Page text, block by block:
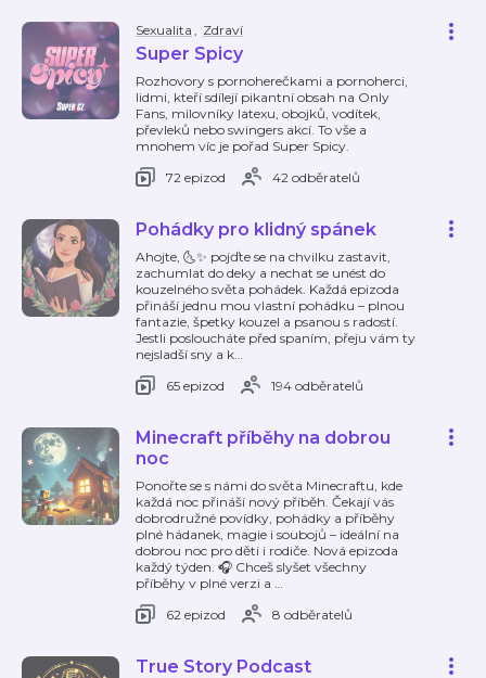
Sexualita , Zdraví
Super Spicy
Rozhovory s pornoherečkami a pornoherci,
lidmi, kteří sdílejí pikantní obsah na Only
Fans, milovníky latexu, obojků, vodítek,
převleků nebo swingers akcí. To vše a
mnohem víc je pořad Super Spicy.
72 epizod
42 odběratelů
Pohádky pro klidný spánek
Ahojte, 🌜✨ pojďte se na chvilku zastavit,
zachumlat do deky a nechat se unést do
kouzelného světa pohádek. Každá epizoda
přináší jednu mou vlastní pohádku – plnou
fantazie, špetky kouzel a psanou s radostí.
Jestli posloucháte před spaním, přeju vám ty
nejsladší sny a k…
65 epizod
194 odběratelů
Minecraft příběhy na dobrou
noc
Ponořte se s námi do světa Minecraftu, kde
každá noc přináší nový příběh. Čekají vás
dobrodružné povídky, pohádky a příběhy
plné hádanek, magie i soubojů – ideální na
dobrou noc pro děti i rodiče. Nová epizoda
každý týden. 🎧 Chceš slyšet všechny
příběhy v plné verzi a …
62 epizod
8 odběratelů
True Story Podcast